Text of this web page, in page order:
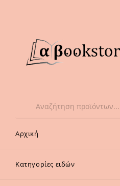
Products
Αρχική
Κατηγορίες ειδών